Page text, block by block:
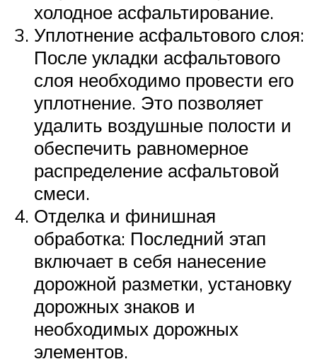
холодное асфальтирование.
Уплотнение асфальтового слоя:
После укладки асфальтового
слоя необходимо провести его
уплотнение. Это позволяет
удалить воздушные полости и
обеспечить равномерное
распределение асфальтовой
смеси.
Отделка и финишная
обработка: Последний этап
включает в себя нанесение
дорожной разметки, установку
дорожных знаков и
необходимых дорожных
элементов.